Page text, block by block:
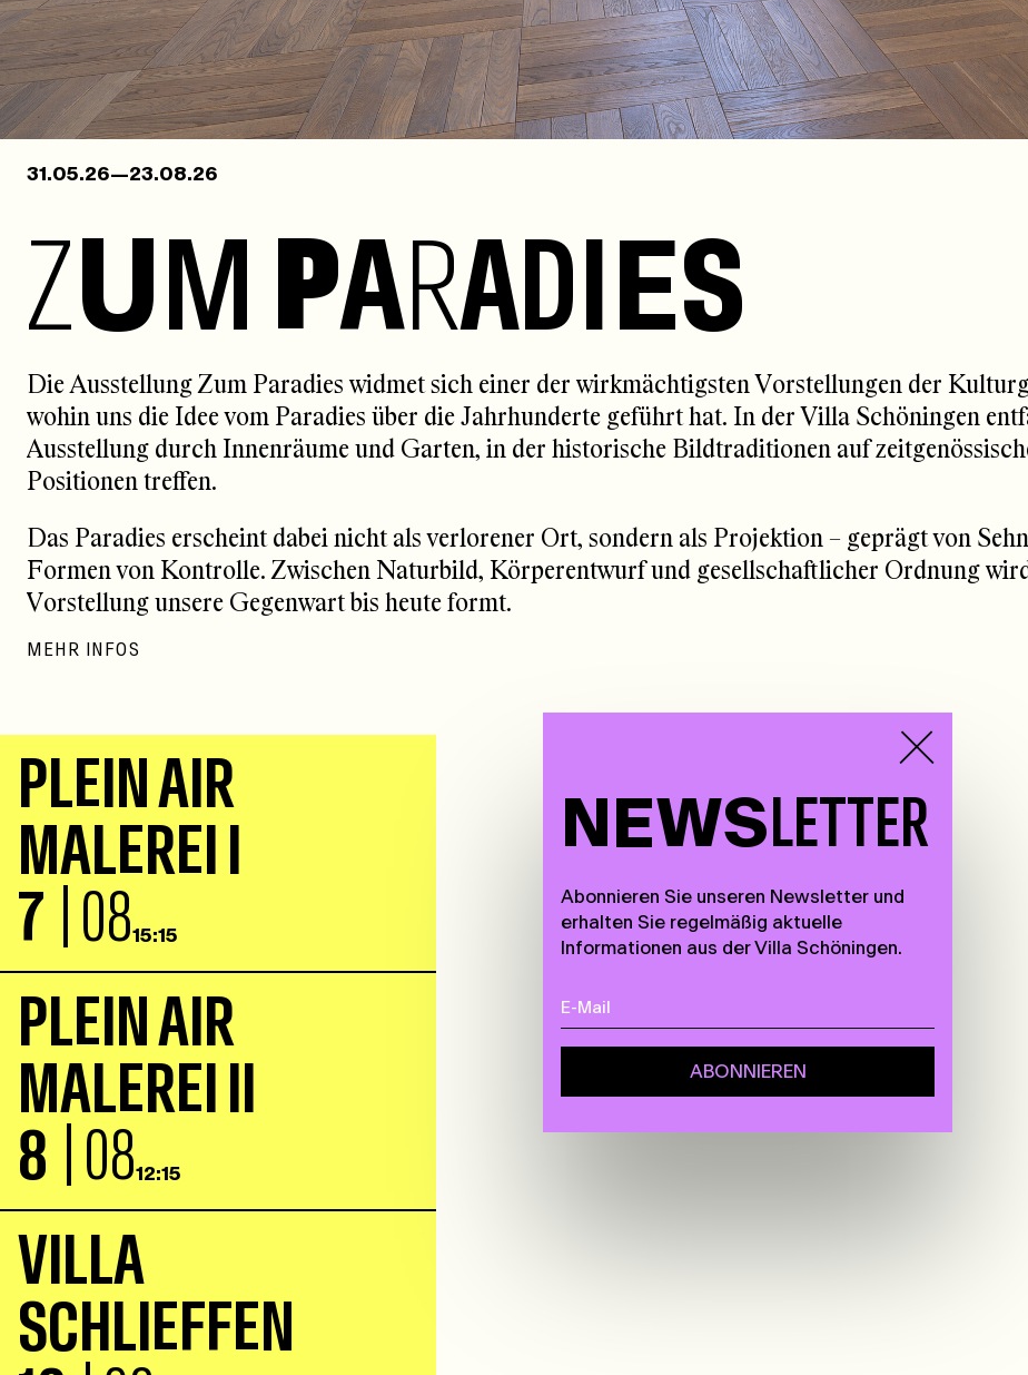
31.05.26—23.08.26
ZU M PARAD ES
Die Ausstellung Zum Paradies widmet sich einer der wirkmächtigsten Vorstellungen der
wohin uns die Idee vom Paradies über die Jahrhunderte geführt hat. In der Villa Schöningen
Ausstellung durch Innenräume und Garten, in der historische Bildtraditionen auf
Positionen treffen.
Das Paradies erscheint dabei nicht als verlorener Ort, sondern als Projektion – geprägt von
Formen von Kontrolle. Zwischen Naturbild, Körperentwurf und gesellschaftlicher Ordnung
Vorstellung unsere Gegenwart bis heute formt.
MEHR INFOS
7 | 0815:15
PLE N A R
MALERE
8 | 0812:15
PLE N A R
MALERE
V LLA
SCH L EFFEN
NEWSLETTER
Abonnieren Sie unseren Newsletter und
erhalten Sie regelmäßig aktuelle
Informationen aus der Villa Schöningen.